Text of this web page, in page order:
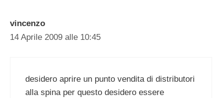
vincenzo
14 Aprile 2009 alle 10:45
desidero aprire un punto vendita di distributori
alla spina per questo desidero essere